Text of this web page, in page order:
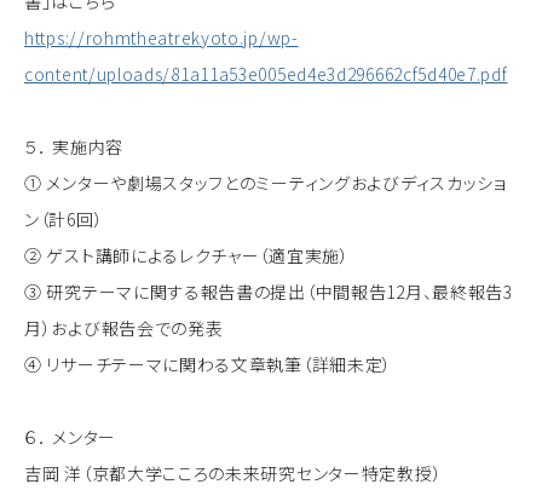
https://rohmtheatrekyoto.jp/wp-
content/uploads/81a11a53e005ed4e3d296662cf5d40e7.pdf
５． 実施内容
① メンターや劇場スタッフとのミーティングおよびディスカッショ
ン（計6回）
② ゲスト講師によるレクチャー（適宜実施）
③ 研究テーマに関する報告書の提出（中間報告12月、最終報告3
月）および報告会での発表
④ リサーチテーマに関わる文章執筆（詳細未定）
６． メンター
吉岡 洋（京都大学こころの未来研究センター特定教授）